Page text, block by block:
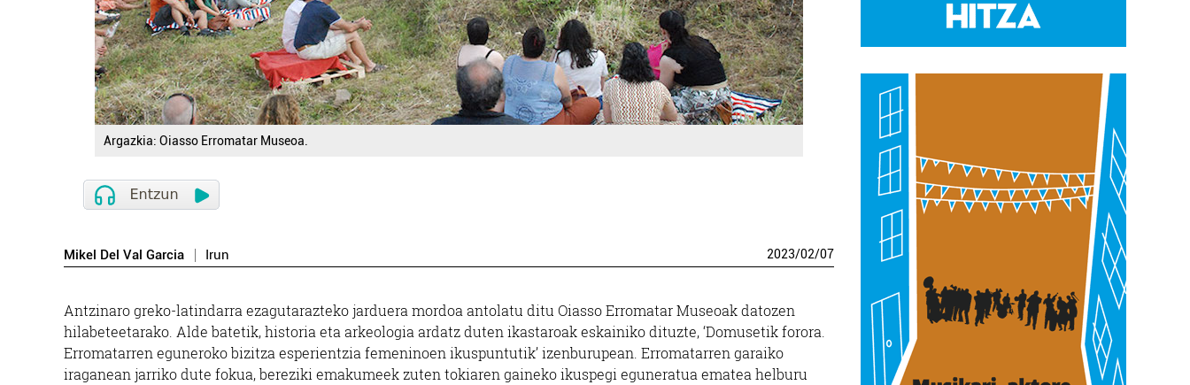
Argazkia: Oiasso Erromatar Museoa.
Mikel Del Val Garcia Irun 2023/02/07
Antzinaro greko-latindarra ezagutarazteko jarduera mordoa antolatu ditu Oiasso Erromatar Museoak datozen
hilabeteetarako. Alde batetik, historia eta arkeologia ardatz duten ikastaroak eskainiko dituzte, ‘Domusetik forora.
Erromatarren eguneroko bizitza esperientzia femeninoen ikuspuntutik’ izenburupean. Erromatarren garaiko
iraganean jarriko dute fokua, bereziki emakumeek zuten tokiaren gaineko ikuspegi eguneratua ematea helburu